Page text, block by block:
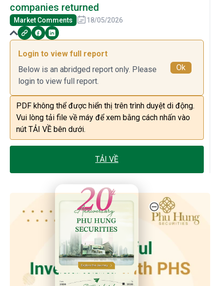
companies returned
Market Comments 18/05/2026
Login to view full report
Below is an abridged report only. Please
login to view full report.
Ok
PDF không thể được hiển thị trên trình duyệt di động.
Vui lòng tải file về máy để xem bằng cách nhấn vào
nút TẢI VỀ bên dưới.
TẢI VỀ
20th Anniversary - Phu Hung Securities